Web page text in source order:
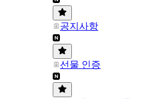
공지사항
선물 인증